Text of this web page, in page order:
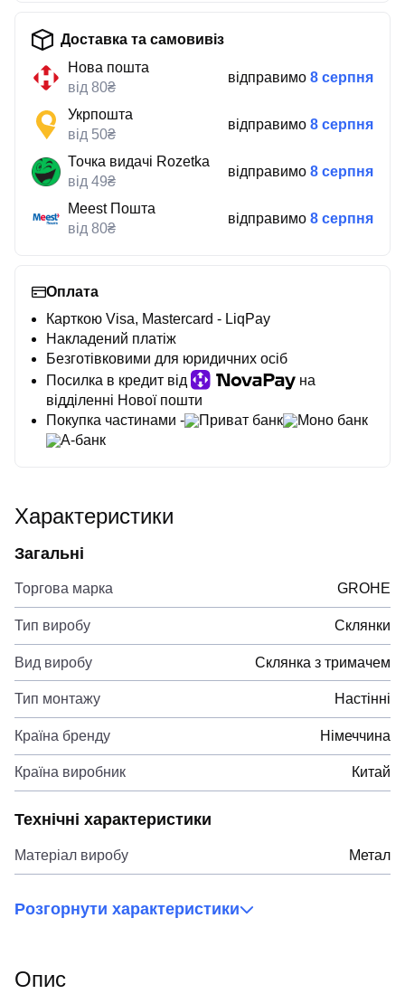
Доставка та самовивіз
Нова пошта
від 80₴
відправимо 8 серпня
Укрпошта
від 50₴
відправимо 8 серпня
Точка видачі Rozetka
від 49₴
відправимо 8 серпня
Meest Пошта
від 80₴
відправимо 8 серпня
Оплата
Карткою Visa, Mastercard - LiqPay
Накладений платіж
Безготівковими для юридичних осіб
Посилка в кредит від
на
відділенні Нової пошти
Покупка частинами -
Приват банк
Моно банк
А-банк
Характеристики
Загальні
Торгова марка GROHE
Тип виробу Склянки
Вид виробу Склянка з тримачем
Тип монтажу Настінні
Країна бренду Німеччина
Країна виробник Китай
Технічні характеристики
Матеріал виробу Метал
Розгорнути характеристики
Опис